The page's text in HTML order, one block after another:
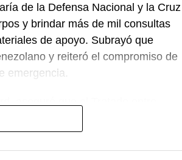
de la Defensa Nacional y la Cruz
y brindar más de mil consultas
de apoyo. Subrayó que
y reiteró el compromiso de
emergencia.
sin cambios y continúa ofreciendo
previstos. Por su parte, la
frente al dólar y reiteró que el